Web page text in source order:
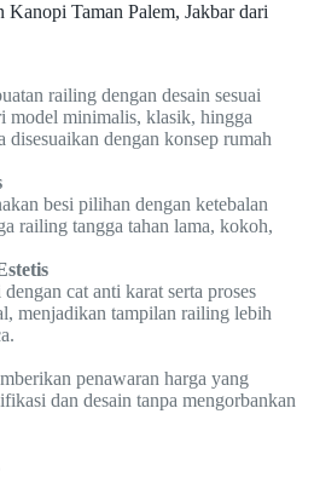
Kanopi Taman Palem, Jakbar dari
railing dengan desain sesuai
model minimalis, klasik, hingga
dengan konsep rumah
besi pilihan dengan ketebalan
railing tangga tahan lama, kokoh,
cat anti karat serta proses
menjadikan tampilan railing lebih
penawaran harga yang
dan desain tanpa mengorbankan